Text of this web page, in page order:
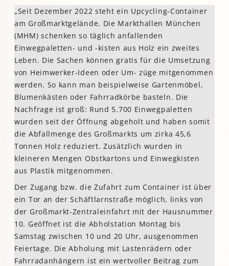
„Seit Dezember 2022 steht ein Upcycling-Container
am Großmarktgelände. Die Markthallen München
(MHM) schenken so täglich anfallenden
Einwegpaletten- und -kisten aus Holz ein zweites
Leben. Die Sachen können gratis für die Umsetzung
von Heimwerker-Ideen oder Um- züge mitgenommen
werden. So kann man beispielweise Gartenmöbel,
Blumenkästen oder Fahrradkörbe basteln. Die
Nachfrage ist groß: Rund 5.700 Einwegpaletten
wurden seit der Öffnung abgeholt und haben somit
die Abfallmenge des Großmarkts um zirka 45,6
Tonnen Holz reduziert. Zusätzlich wurden in
kleineren Mengen Obstkartons und Einwegkisten
aus Plastik mitgenommen.
Der Zugang bzw. die Zufahrt zum Container ist über
ein Tor an der Schäftlarnstraße möglich, links von
der Großmarkt-Zentraleinfahrt mit der Hausnummer
10. Geöffnet ist die Abholstation Montag bis
Samstag zwischen 10 und 20 Uhr, ausgenommen
Feiertage. Die Abholung mit Lastenrädern oder
Fahrradanhängern ist ein wertvoller Beitrag zum